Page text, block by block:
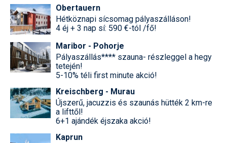
Obertauern
Hétköznapi sícsomag pályaszálláson!
4 éj + 3 nap sí: 590 €-tól /fő!
Maribor - Pohorje
Pályaszállás**** szauna- részleggel a hegy
tetején!
5-10% téli first minute akció!
Kreischberg - Murau
Újszerű, jacuzzis és szaunás hütték 2 km-re
a lifttől!
6+1 ajándék éjszaka akció!
Kaprun